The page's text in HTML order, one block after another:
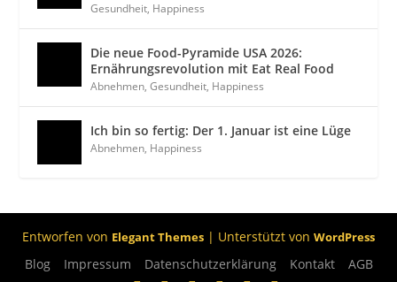
Gesundheit, Happiness
Die neue Food-Pyramide USA 2026:
Ernährungsrevolution mit Eat Real Food
Abnehmen,Gesundheit, Happiness
Ich bin so fertig: Der 1. Januar ist eine Lüge
Abnehmen, Happiness
Entworfen von Elegant Themes | Unterstützt von WordPress
Blog Impressum Datenschutzerklärung Kontakt AGB